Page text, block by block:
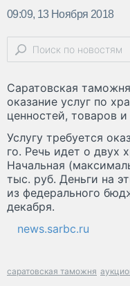
09:09, 13 Ноября 2018
Саратовская
оказание услуг по
ценностей, товаров
Услугу требуется
го. Речь идет о двух
Начальная
тыс. руб. Деньги на
из федерального
декабря.
news.sarbc.ru
саратовская таможня